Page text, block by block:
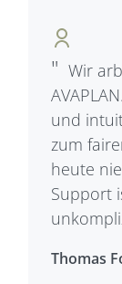
Wir
und
zum
heute
Support
Thomas